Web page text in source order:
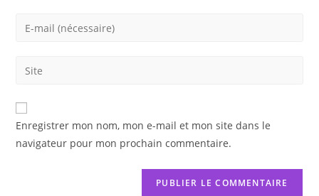
Enter
address
comment
Saisir
de
votre
(facultatif)
Enregistrer mon nom, mon e-mail et mon site dans le
navigateur pour mon prochain commentaire.